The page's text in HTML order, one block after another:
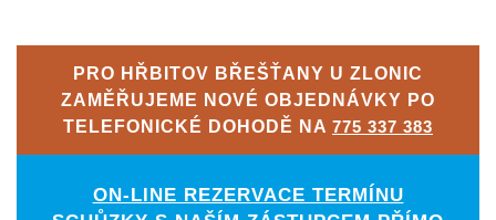
PRO HŘBITOV BŘEŠŤANY U ZLONIC
ZAMĚŘUJEME NOVÉ OBJEDNÁVKY PO
TELEFONICKÉ DOHODĚ NA 775 337 383
ON-LINE REZERVACE TERMÍNU